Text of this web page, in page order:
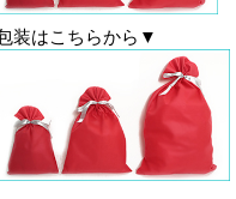
装はこちらから▼